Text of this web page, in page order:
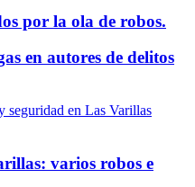
por la ola de robos.
en autores de delitos
varios robos e